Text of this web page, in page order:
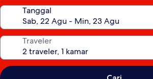
Tanggal
Traveler